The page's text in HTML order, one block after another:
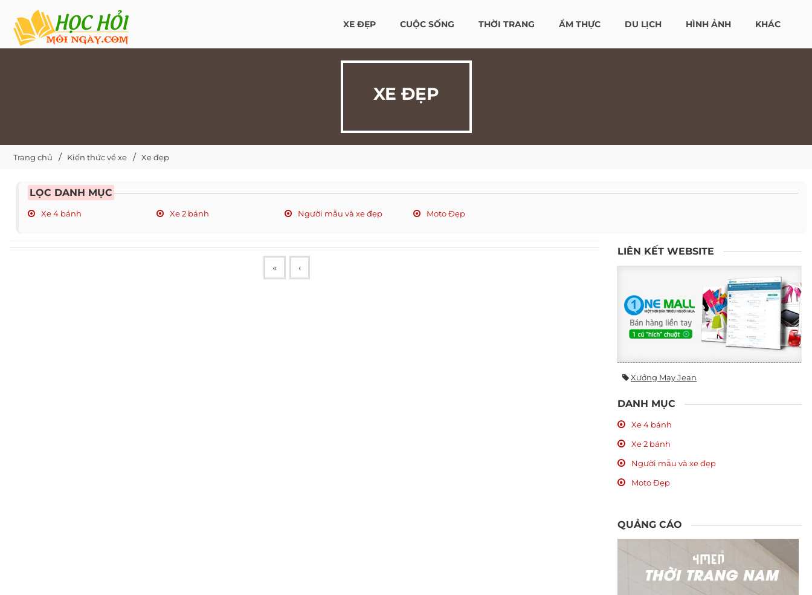
XE ĐẸP CUỘC SỐNG THỜI TRANG ẨM THỰC DU LỊCH HÌNH ẢNH KHÁC
XE ĐẸP
Trang chủ Kiến thức về xe Xe đẹp
LỌC DANH MỤC
Xe 4 bánh Xe 2 bánh Người mẫu và xe đẹp Moto Đẹp
« ‹
LIÊN KẾT WEBSITE
Xưởng May Jean
DANH MỤC
Xe 4 bánh
Xe 2 bánh
Người mẫu và xe đẹp
Moto Đẹp
QUẢNG CÁO